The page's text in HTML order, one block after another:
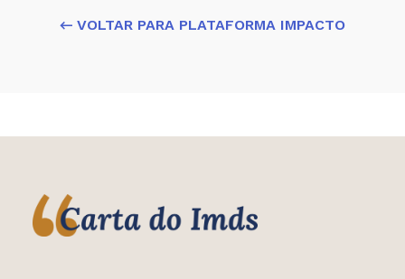
← VOLTAR PARA PLATAFORMA IMPACTO